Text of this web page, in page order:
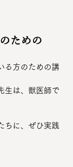
ための
る方のための講
生は、獣医師で
ちに、ぜひ実践